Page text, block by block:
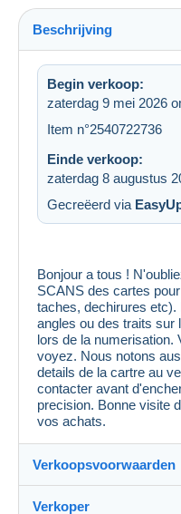
Beschrijving
Begin verkoop:
zaterdag 9 mei 2026
Item n°2540722736
Einde verkoop:
zaterdag 8 augustus
Gecreëerd via
Bonjour a tous !
SCANS des cartes
taches, dechirures etc).
angles ou des traits sur
lors de la numerisation.
voyez. Nous notons
details de la cartre au
contacter avant
precision. Bonne visite
vos achats.
Verkoopsvoorwaarden
Verkoper